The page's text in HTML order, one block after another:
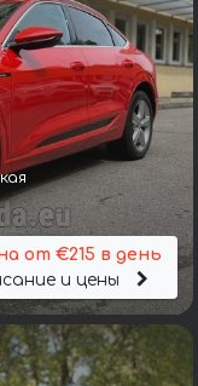
от €215 в день
и цены